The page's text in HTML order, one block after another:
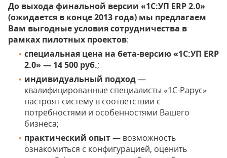
До выхода финальной версии «1С:УП ERP 2.0»
(ожидается в конце 2013 года) мы предлагаем
Вам выгодные условия сотрудничества в
рамках пилотных проектов:
специальная цена на бета-версию «1С:УП ERP
2.0» — 14 500 руб.;
индивидуальный подход—
квалифицированные специалисты «1С-Рарус»
настроят систему в соответствии с
потребностями и особенностями Вашего
бизнеса;
практический опыт— возможность
ознакомиться с конфигурацией, оценить